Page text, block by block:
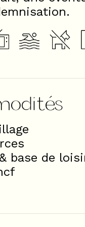
base de